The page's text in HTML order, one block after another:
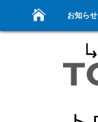
お知らせ